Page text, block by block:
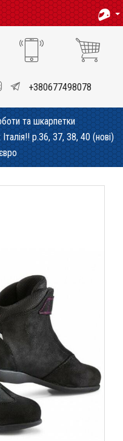
+380677498078
та шкарпетки
p.36, 37, 38, 40 (нові)